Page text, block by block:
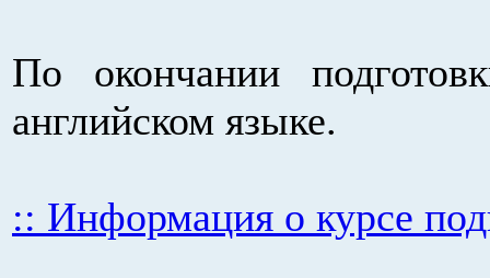
По окончании
английском языке.
:: Информация о курсе